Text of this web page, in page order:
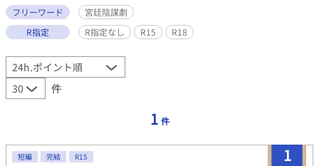
フリーワード
宮廷陰謀劇
R指定
R指定なし R15 R18
件
1 件
1
短編 完結 R15